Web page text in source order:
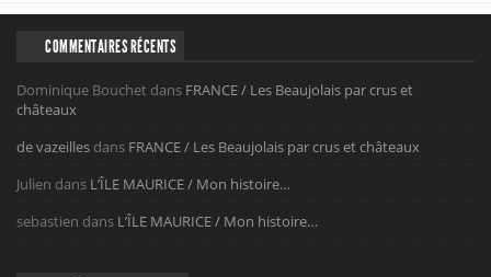
COMMENTAIRES RÉCENTS
Dominique Bouchet dans FRANCE / Les Beaujolais par crus et
châteaux
de vazeilles dans FRANCE / Les Beaujolais par crus et châteaux
Julien dans L’ÎLE MAURICE / Mon histoire…
sebastien dans L’ÎLE MAURICE / Mon histoire…